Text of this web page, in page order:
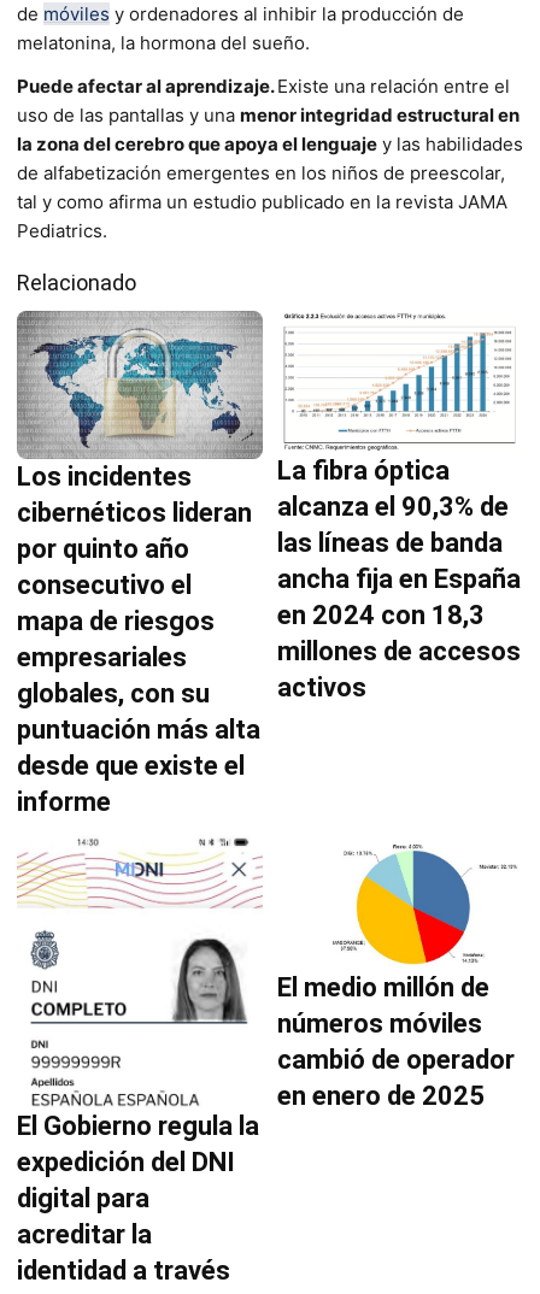
de móviles y ordenadores al inhibir la producción de
melatonina, la hormona del sueño.
Puede afectar al aprendizaje.Existe una relación entre el
uso de las pantallas y una menor integridad estructural en
la zona del cerebro que apoya el lenguaje y las habilidades
de alfabetización emergentes en los niños de preescolar,
tal y como afirma un estudio publicado en la revista JAMA
Pediatrics.
Relacionado
Los incidentes
cibernéticos lideran
por quinto año
consecutivo el
mapa de riesgos
empresariales
globales, con su
puntuación más alta
desde que existe el
informe
La fibra óptica
alcanza el 90,3% de
las líneas de banda
ancha fija en España
en 2024 con 18,3
millones de accesos
activos
El Gobierno regula la
expedición del DNI
digital para
acreditar la
identidad a través
El medio millón de
números móviles
cambió de operador
en enero de 2025